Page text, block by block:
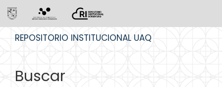
REPOSITORIO INSTITUCIONAL UAQ
Buscar